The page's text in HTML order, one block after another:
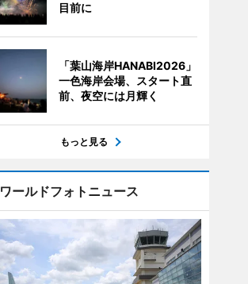
目前に
「葉山海岸HANABI2026」
一色海岸会場、スタート直
前、夜空には月輝く
もっと見る
ワールドフォトニュース